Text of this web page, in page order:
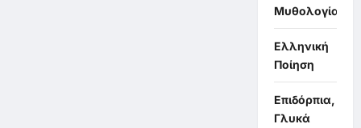
Μυθολογία
Ελληνική
Ποίηση
Επιδόρπια,
Γλυκά